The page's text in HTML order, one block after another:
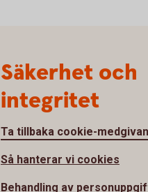
Säkerhet och
integritet
Ta tillbaka cookie-
Så hanterar vi cookies
Behandling av